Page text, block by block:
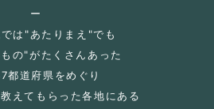
ー
は"あたりまえ"でも
の"がたくさんあった
都道府県をめぐり
えてもらった各地にある